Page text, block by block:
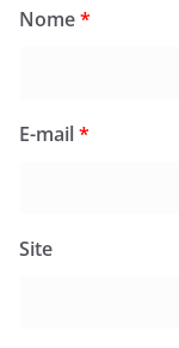
Nome*
E-mail*
Site